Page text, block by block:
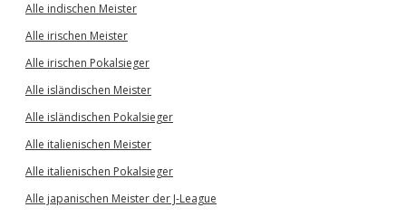
Alle indischen Meister
Alle irischen Meister
Alle irischen Pokalsieger
Alle isländischen Meister
Alle isländischen Pokalsieger
Alle italienischen Meister
Alle italienischen Pokalsieger
Alle japanischen Meister der J-League